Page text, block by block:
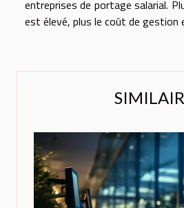
entreprises de portage salarial.
est élevé, plus le coût de gestion